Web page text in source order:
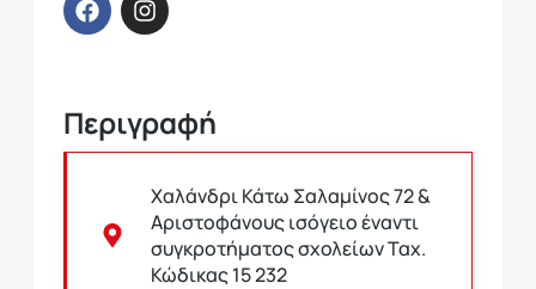
Περιγραφή
Χαλάνδρι Κάτω Σαλαμίνος 72 &
Αριστοφάνους ισόγειο έναντι
συγκροτήματος σχολείων Ταχ.
Κώδικας 15 232